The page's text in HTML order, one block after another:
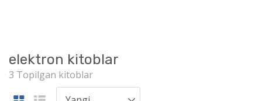
elektron kitoblar
3 Topilgan kitoblar